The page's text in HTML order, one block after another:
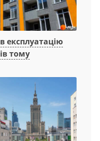
експлуатацію
тому